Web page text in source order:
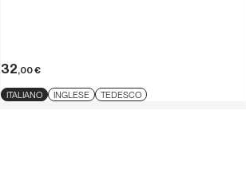
32,00€
ITALIANO INGLESE TEDESCO